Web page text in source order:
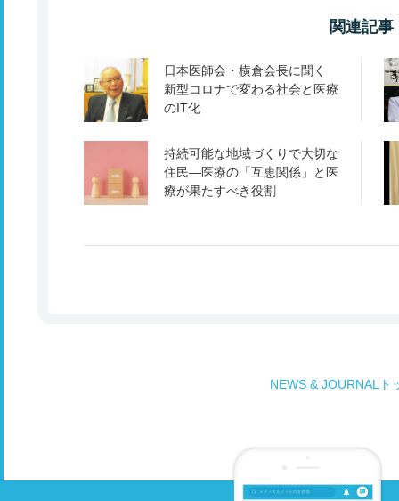
関連記事
日本医師会・横倉会長に聞く
新型コロナで変わる社会と医療
のIT化
持続可能な地域づくりで大切な
住民―医療の「互恵関係」と医
療が果たすべき役割
NEWS & JOURNALト